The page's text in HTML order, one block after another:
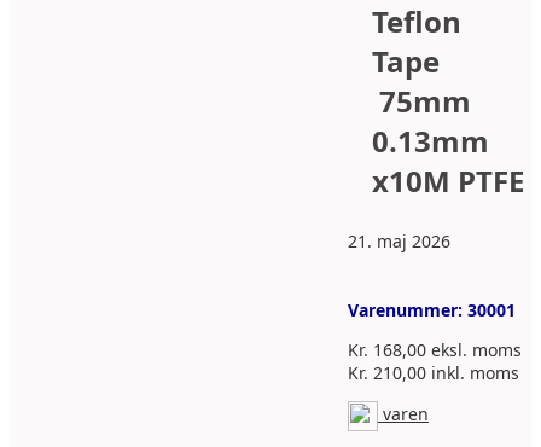
Teflon
Tape
75mm
0.13mm
x10M PTFE
21. maj 2026
Varenummer: 30001
Kr. 168,00 eksl. moms
Kr. 210,00 inkl. moms
varen